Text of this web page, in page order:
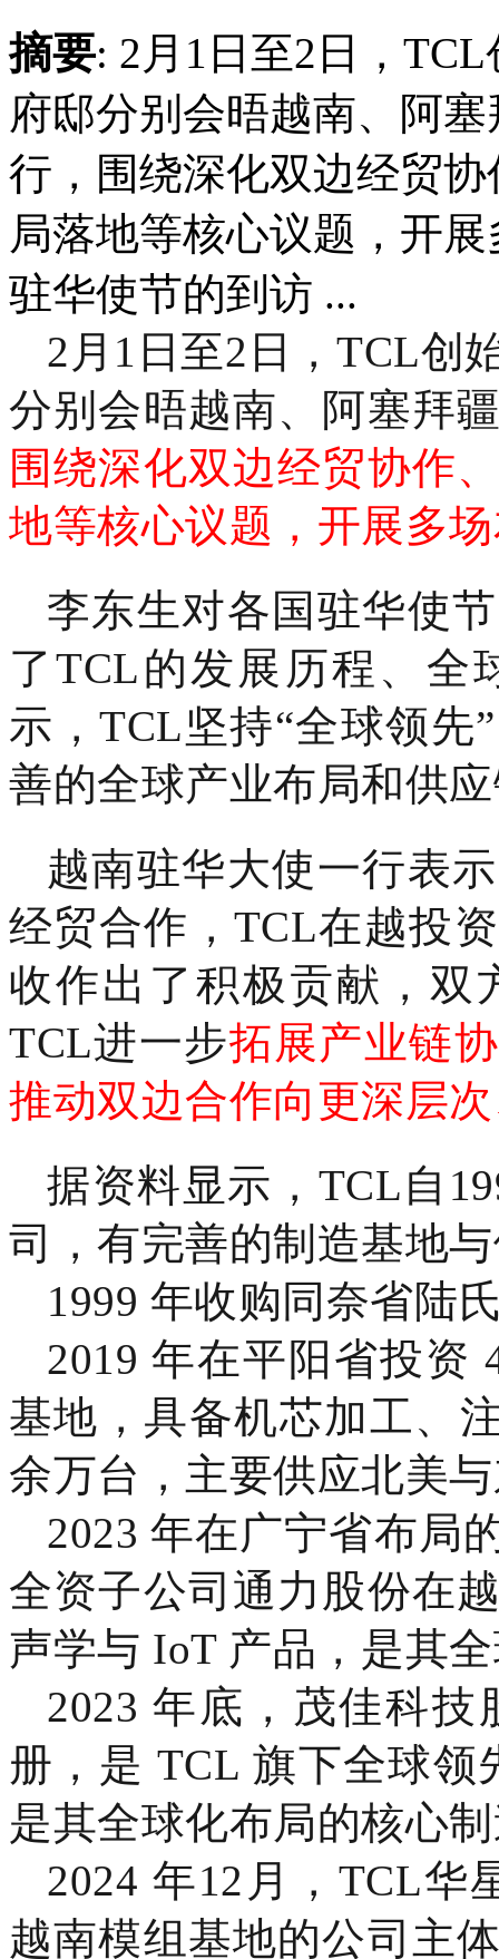
摘要: 2月1日至2日，
府邸分别会晤越南、阿
行，围绕深化双边经贸
局落地等核心议题，开
驻华使节的到访 ...
2月1日至2日，TCL创
分别会晤越南、阿塞拜
围绕深化双边经贸协作
地等核心议题，开展多
李东生对各国驻华使
了TCL的发展历程、全
示，TCL坚持“全球领先
善的全球产业布局和供
越南驻华大使一行表
经贸合作，TCL在越投
收作出了积极贡献，双
TCL进一步拓展产业链
推动双边合作向更深层
据资料显示，TCL自
司，有完善的制造基地
1999 年收购同奈省陆
2019 年在平阳省投资
基地，具备机芯加工、
余万台，主要供应北美
2023 年在广宁省布局
全资子公司通力股份在
声学与 IoT 产品，是其
2023 年底，茂佳科
册，是 TCL 旗下全球
是其全球化布局的核心
2024 年12月，TCL华
越南模组基地的公司主